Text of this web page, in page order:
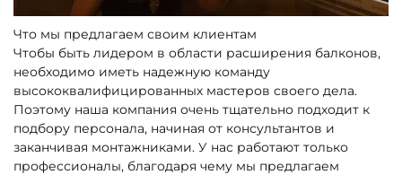
Что мы предлагаем своим клиентам
Чтобы быть лидером в области расширения балконов,
необходимо иметь надежную команду
высококвалифицированных мастеров своего дела.
Поэтому наша компания очень тщательно подходит к
подбору персонала, начиная от консультантов и
заканчивая монтажниками. У нас работают только
профессионалы, благодаря чему мы предлагаем